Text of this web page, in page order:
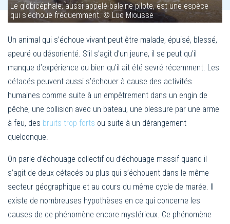
Le globicéphale, aussi appelé baleine pilote, est une espèce
qui s'échoue fréquemment. © Luc Miousse
Un animal qui s’échoue vivant peut être malade, épuisé, blessé,
apeuré ou désorienté. S’il s’agit d’un jeune, il se peut qu’il
manque d’expérience ou bien qu’il ait été sevré récemment. Les
cétacés peuvent aussi s’échouer à cause des activités
humaines comme suite à un empêtrement dans un engin de
pêche, une collision avec un bateau, une blessure par une arme
à feu, des bruits trop forts ou suite à un dérangement
quelconque.
On parle d’échouage collectif ou d’échouage massif quand il
s’agit de deux cétacés ou plus qui s’échouent dans le même
secteur géographique et au cours du même cycle de marée. Il
existe de nombreuses hypothèses en ce qui concerne les
causes de ce phénomène encore mystérieux. Ce phénomène